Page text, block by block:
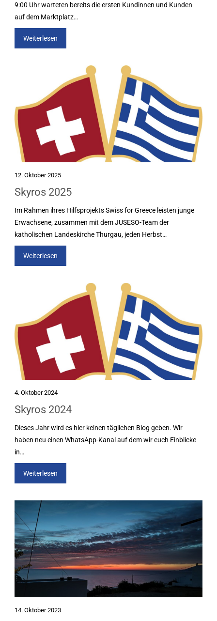
9:00 Uhr warteten bereits die ersten Kundinnen und Kunden
auf dem Marktplatz…
Weiterlesen
12. Oktober 2025
Skyros 2025
Im Rahmen ihres Hilfsprojekts Swiss for Greece leisten junge
Erwachsene, zusammen mit dem JUSESO-Team der
katholischen Landeskirche Thurgau, jeden Herbst…
Weiterlesen
4. Oktober 2024
Skyros 2024
Dieses Jahr wird es hier keinen täglichen Blog geben. Wir
haben neu einen WhatsApp-Kanal auf dem wir euch Einblicke
in…
Weiterlesen
14. Oktober 2023